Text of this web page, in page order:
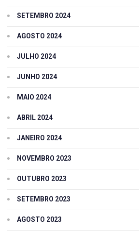
SETEMBRO 2024
AGOSTO 2024
JULHO 2024
JUNHO 2024
MAIO 2024
ABRIL 2024
JANEIRO 2024
NOVEMBRO 2023
OUTUBRO 2023
SETEMBRO 2023
AGOSTO 2023